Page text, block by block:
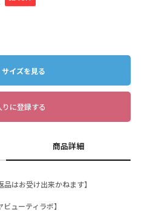
イズを見る
りに登録する
商品詳細
はお受け出来かねます】
ューティラボ】